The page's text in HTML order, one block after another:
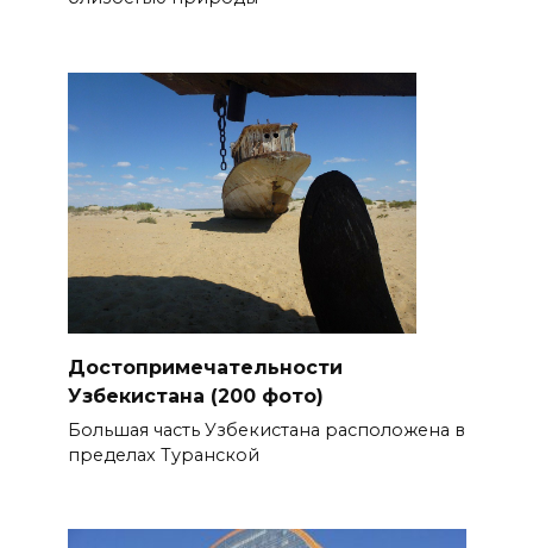
Достопримечательности
Узбекистана (200 фото)
Большая часть Узбекистана расположена в
пределах Туранской